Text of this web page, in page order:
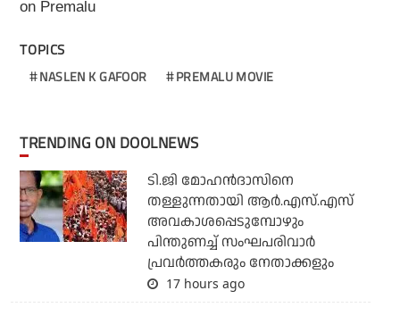
on Premalu
TOPICS
NASLEN K GAFOOR PREMALU MOVIE
TRENDING ON DOOLNEWS
ടി.ജി മോഹന്‍ദാസിനെ
തള്ളുന്നതായി ആര്‍.എസ്.എസ്
അവകാശപ്പെടുമ്പോഴും
പിന്തുണച്ച് സംഘപരിവാര്‍
പ്രവര്‍ത്തകരും നേതാക്കളും
17 hours ago